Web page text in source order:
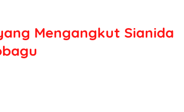
Mengangkut Sianida